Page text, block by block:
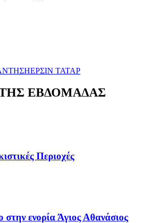
ΕΡΣΙΝ ΤΑΤΑΡ
ΕΒΔΟΜΑΔΑΣ
Περιοχές
στην ενορία Άγιος Αθανάσιος